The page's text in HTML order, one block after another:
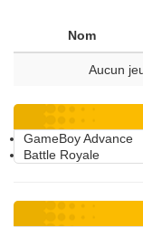
Nom
Aucun
GameBoy Advance
Battle Royale